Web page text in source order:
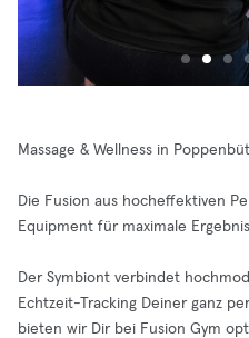
Massage & Wellness in
Die Fusion aus hocheffektiven
Equipment für maximale
Der Symbiont verbindet
Echtzeit-Tracking Deiner ganz
bieten wir Dir bei Fusion Gym